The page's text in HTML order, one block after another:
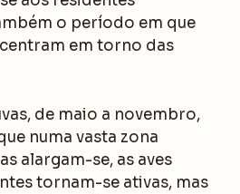
o período em que
em torno das
de maio a novembro,
numa vasta zona
alargam-se, as aves
tornam-se ativas, mas